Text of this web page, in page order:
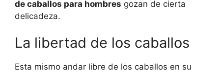
de caballos para hombres gozan de cierta
delicadeza.
La libertad de los caballos
Esta mismo andar libre de los caballos en su